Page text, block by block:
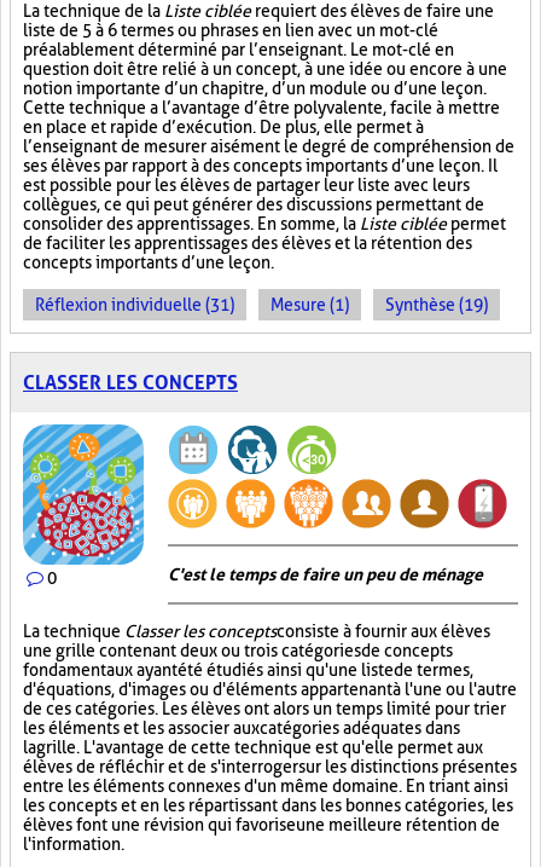
La technique de la Liste cibléerequiert des élèves de faire une
liste de 5 à 6 termes ou phrases en lien avec un mot-clé
préalablement déterminé par l’enseignant. Le mot-clé en
question doit être relié à un concept, à une idée ou encore à une
notion importante d’un chapitre, d’un module ou d’une leçon.
Cette technique a l’avantage d’être polyvalente, facile à mettre
en place et rapide d’exécution. De plus, elle permet à
l’enseignant de mesurer aisément le degré de compréhension de
ses élèves par rapport à des concepts importants d’une leçon. Il
est possible pour les élèves de partager leur liste avec leurs
collègues, ce qui peut générer des discussions permettant de
consolider des apprentissages. En somme, la Liste cibléepermet
de faciliter les apprentissages des élèves et la rétention des
concepts importants d’une leçon.
Réflexion individuelle (31) Mesure (1) Synthèse (19)
CLASSER LES CONCEPTS
0 C'est le temps de faire un peu de ménage
La technique Classer les conceptsconsiste à fournir aux élèves
une grille contenant deux ou trois catégories de concepts
fondamentaux ayant été étudiés ainsi qu'une liste de termes,
d'équations, d'images ou d'éléments appartenant à l'une ou l'autre
de ces catégories. Les élèves ont alors un temps limité pour trier
les éléments et les associer aux catégories adéquates dans
la grille. L'avantage de cette technique est qu'elle permet aux
élèves de réfléchir et de s'interroger sur les distinctions présentes
entre les éléments connexes d'un même domaine. En triant ainsi
les concepts et en les répartissant dans les bonnes catégories, les
élèves font une révision qui favorise une meilleure rétention de
l'information.